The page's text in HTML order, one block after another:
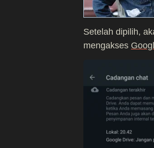
Setelah dipilih,
mengakses